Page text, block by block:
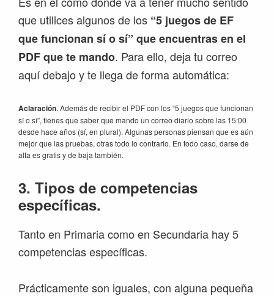
que utilices algunos de los “5 juegos de EF
que funcionan sí o sí” que encuentras en el
PDF que te mando. Para ello, deja tu correo
aquí debajo y te llega de forma automática:
Aclaración. Además de recibir el PDF con los “5 juegos que funcionan
sí o sí”, tienes que saber que mando un correo diario sobre las 15:00
desde hace años (sí, en plural). Algunas personas piensan que es aún
mejor que las pruebas, otras todo lo contrario. En todo caso, darse de
alta es gratis y de baja también.
3. Tipos de competencias
específicas.
Tanto en Primaria como en Secundaria hay 5
competencias específicas.
Prácticamente son iguales, con alguna pequeña